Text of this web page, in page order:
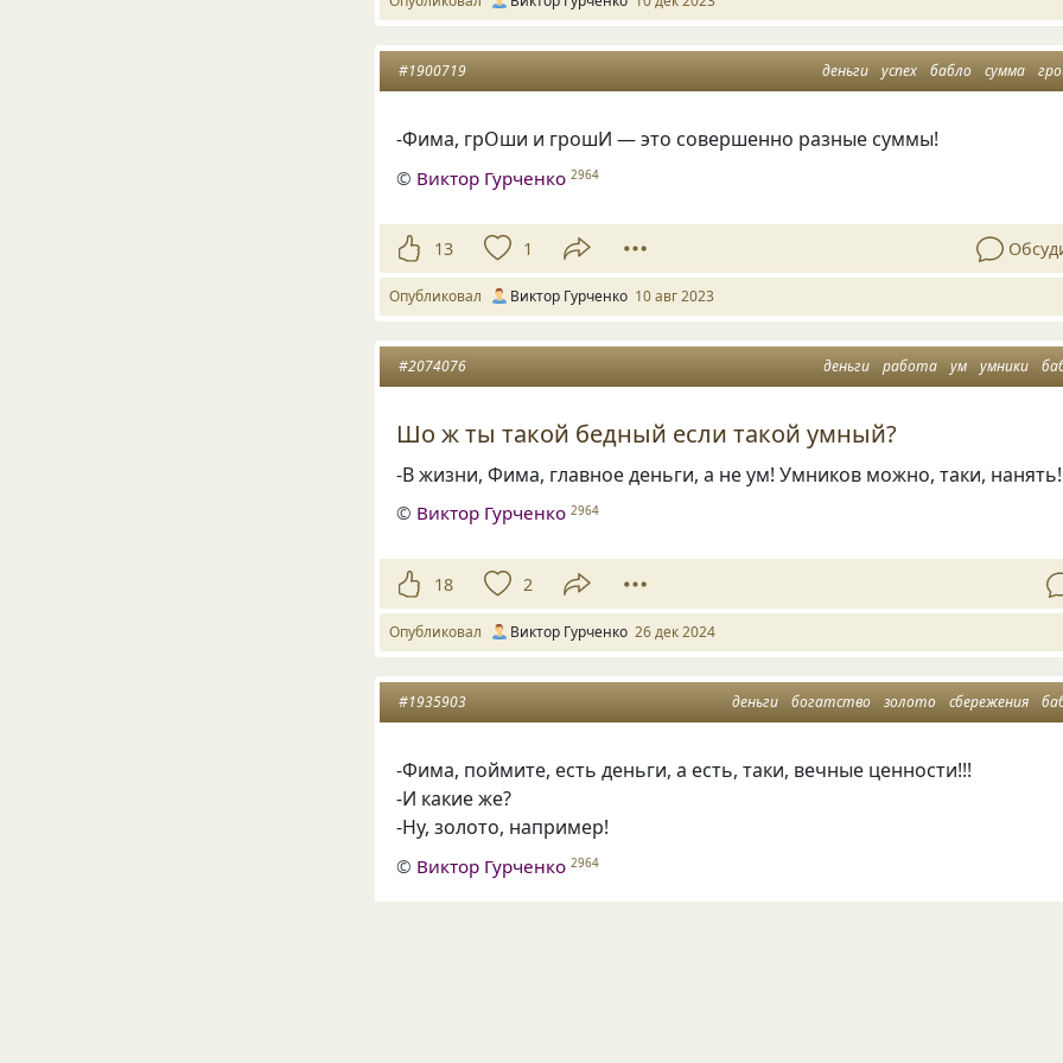
деньги успех бабло сумма
#1900719
-Фима, грОши и грошИ — это совершенно разные суммы!
© Виктор Гурченко 2964
13 1
Опубликовал Виктор Гурченко 10 авг 2023
деньги работа ум умники
#2074076
Шо ж ты такой бедный если такой умный?
-В жизни, Фима, главное деньги, а не ум! Умников можно, таки, нанять!
© Виктор Гурченко 2964
18 2
Опубликовал Виктор Гурченко 26 дек 2024
деньги богатство золото сбережения
#1935903
-Фима, поймите, есть деньги, а есть, таки, вечные ценности!!!
-И какие же?
-Ну, золото, например!
© Виктор Гурченко 2964